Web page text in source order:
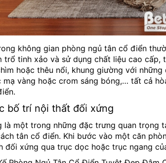
không gian phòng ngủ tân cổ điển
trổ tinh xảo và sử dụng chất liệu cao
hoặc thêu nổi, khung giường với
vàng hoặc crom sáng bóng,… tất cả
bố trí nội thất đối xứng
là một trong những đặc trưng quan trọng
tân cổ điển. Khi bước vào một căn
đối xứng qua trục dọc hoặc trục ngang